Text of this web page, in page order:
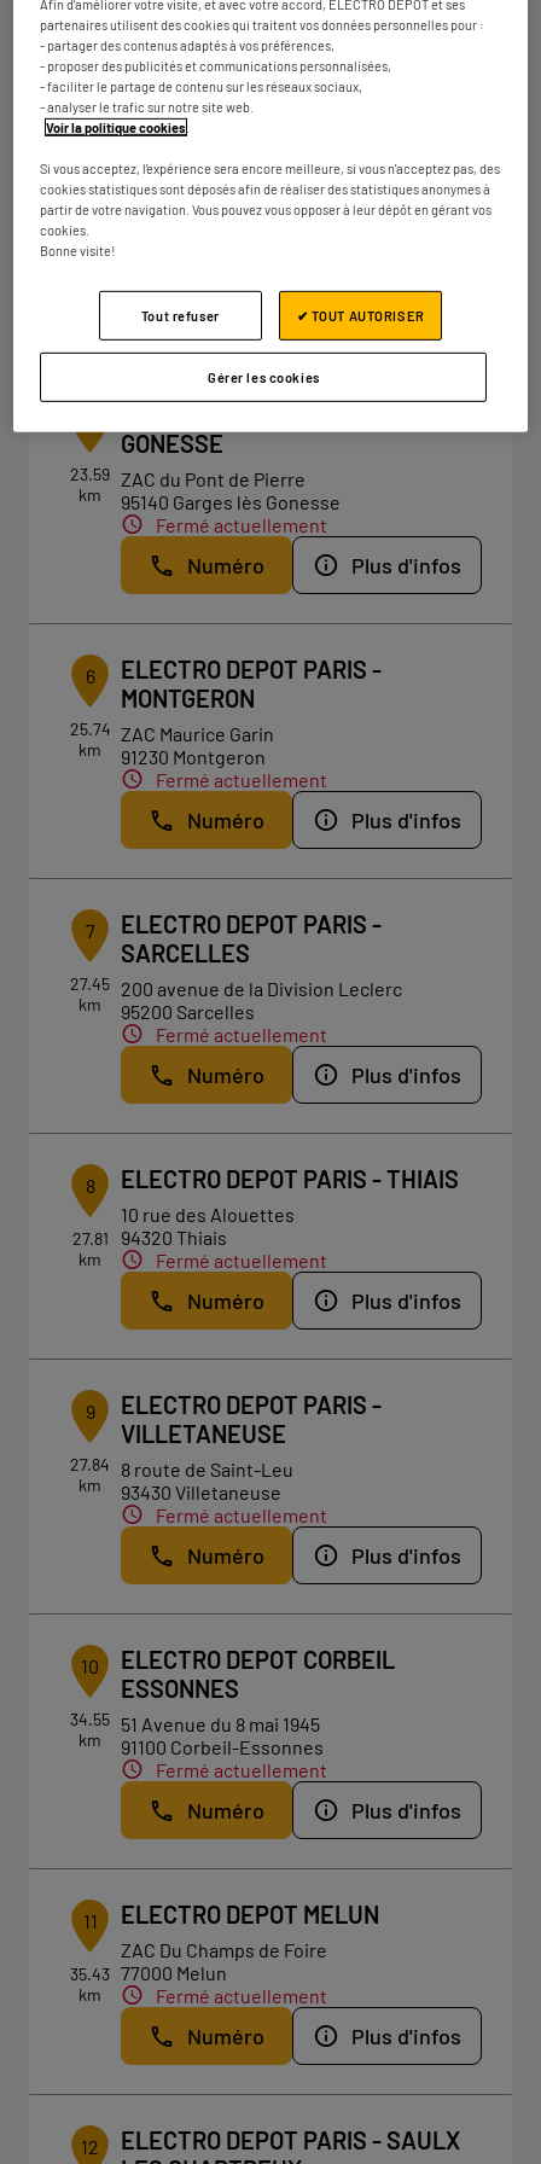
Fermé actuellement
Numéro Plus d'infos
4
21.26
km
ELECTRO DEPOT PARIS -
BAGNOLET
26 Avenue du Général de Gaulle
Numéro Plus d'infos
23.59
km
GONESSE
ZAC du Pont de Pierre
95140 Garges lès Gonesse
Fermé actuellement
Numéro Plus d'infos
6
25.74
km
ELECTRO DEPOT PARIS -
MONTGERON
ZAC Maurice Garin
91230 Montgeron
Fermé actuellement
Numéro Plus d'infos
7
27.45
km
ELECTRO DEPOT PARIS -
SARCELLES
200 avenue de la Division Leclerc
95200 Sarcelles
Fermé actuellement
Numéro Plus d'infos
8
27.81
km
ELECTRO DEPOT PARIS - THIAIS
10 rue des Alouettes
94320 Thiais
Fermé actuellement
Numéro Plus d'infos
9
27.84
km
ELECTRO DEPOT PARIS -
VILLETANEUSE
8 route de Saint-Leu
93430 Villetaneuse
Fermé actuellement
Numéro Plus d'infos
10
34.55
km
ELECTRO DEPOT CORBEIL
ESSONNES
51 Avenue du 8 mai 1945
91100 Corbeil-Essonnes
Fermé actuellement
Numéro Plus d'infos
11
35.43
km
ELECTRO DEPOT MELUN
ZAC Du Champs de Foire
77000 Melun
Fermé actuellement
Numéro Plus d'infos
12
ELECTRO DEPOT PARIS - SAULX
Afin d'améliorer votre visite, et avec votre accord, ELECTRO DEPOT et ses
partenaires utilisent des cookies qui traitent vos données personnelles pour :
- partager des contenus adaptés à vos préférences,
- proposer des publicités et communications personnalisées,
- faciliter le partage de contenu sur les réseaux sociaux,
- analyser le trafic sur notre site web.
Voir la politique cookies
Si vous acceptez, l'expérience sera encore meilleure, si vous n'acceptez pas, des
cookies statistiques sont déposés afin de réaliser des statistiques anonymes à
partir de votre navigation. Vous pouvez vous opposer à leur dépôt en gérant vos
cookies.
Bonne visite!
Gérer les cookies
Tout refuser ✔ TOUT AUTORISER